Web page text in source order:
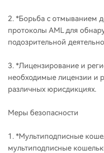
2. *Борьба с отмыванием
протоколы AML для
подозрительной
3. *Лицензирование и
необходимые лицензии и
различных юрисдикциях.
Меры безопасности
1. *Мультиподписные
мультиподписные